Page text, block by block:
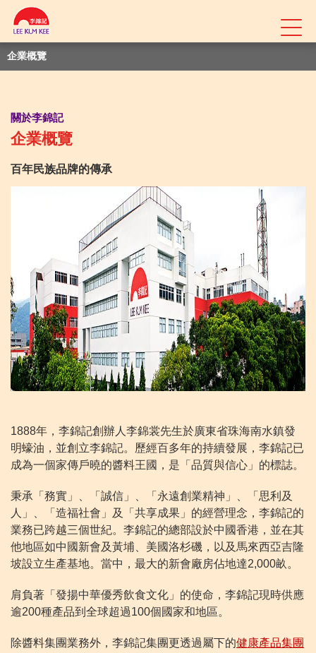
企業概覽
關於李錦記
企業概覽
百年民族品牌的傳承
1888年，李錦記創辦人李錦裳先生於廣東省珠海南水鎮發
明蠔油，並創立李錦記。歷經百多年的持續發展，李錦記已
成為一個家傳戶曉的醬料王國，是「品質與信心」的標誌。
秉承「務實」、「誠信」、「永遠創業精神」、「思利及
人」、「造福社會」及「共享成果」的經營理念，李錦記的
業務已跨越三個世紀。李錦記的總部設於中國香港，並在其
他地區如中國新會及黃埔、美國洛杉磯，以及馬來西亞吉隆
坡設立生產基地。當中，最大的新會廠房佔地達2,000畝。
肩負著「發揚中華優秀飲食文化」的使命，李錦記現時供應
逾200種產品到全球超過100個國家和地區。
除醬料集團業務外，李錦記集團更透過屬下的健康產品集團